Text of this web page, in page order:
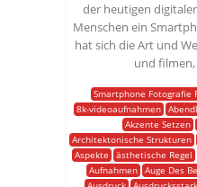
der heutigen
Menschen ein
hat sich die Art und
und
Smartphone Fotografie
8k-videoaufnahmen
Akzente Setzen
Architektonische Strukturen
Aspekte
ästhetische Regel
Aufnahmen
Auge Des